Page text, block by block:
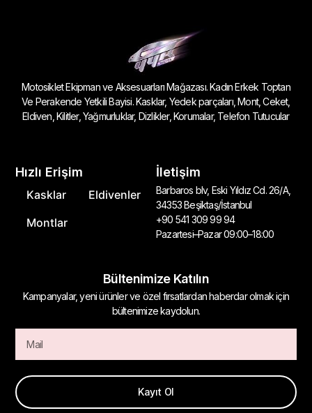
Motosiklet Ekipman ve Aksesuarları Mağazası. Kadın Erkek Toptan
Ve Perakende Yetkili Bayisi. Kasklar, Yedek parçaları, Mont, Ceket,
Eldiven, Kilitler, Yağmurluklar, Dizlikler, Korumalar, Telefon Tutucular
Hızlı Erişim
Kasklar
Eldivenler
Montlar
İletişim
Barbaros blv, Eski Yıldız Cd. 26/A,
34353 Beşiktaş/İstanbul
+90 541 309 99 94
Pazartesi–Pazar 09:00–18:00
Bültenimize Katılın
Kampanyalar, yeni ürünler ve özel fırsatlardan haberdar olmak için
bültenimize kaydolun.
Kayıt Ol